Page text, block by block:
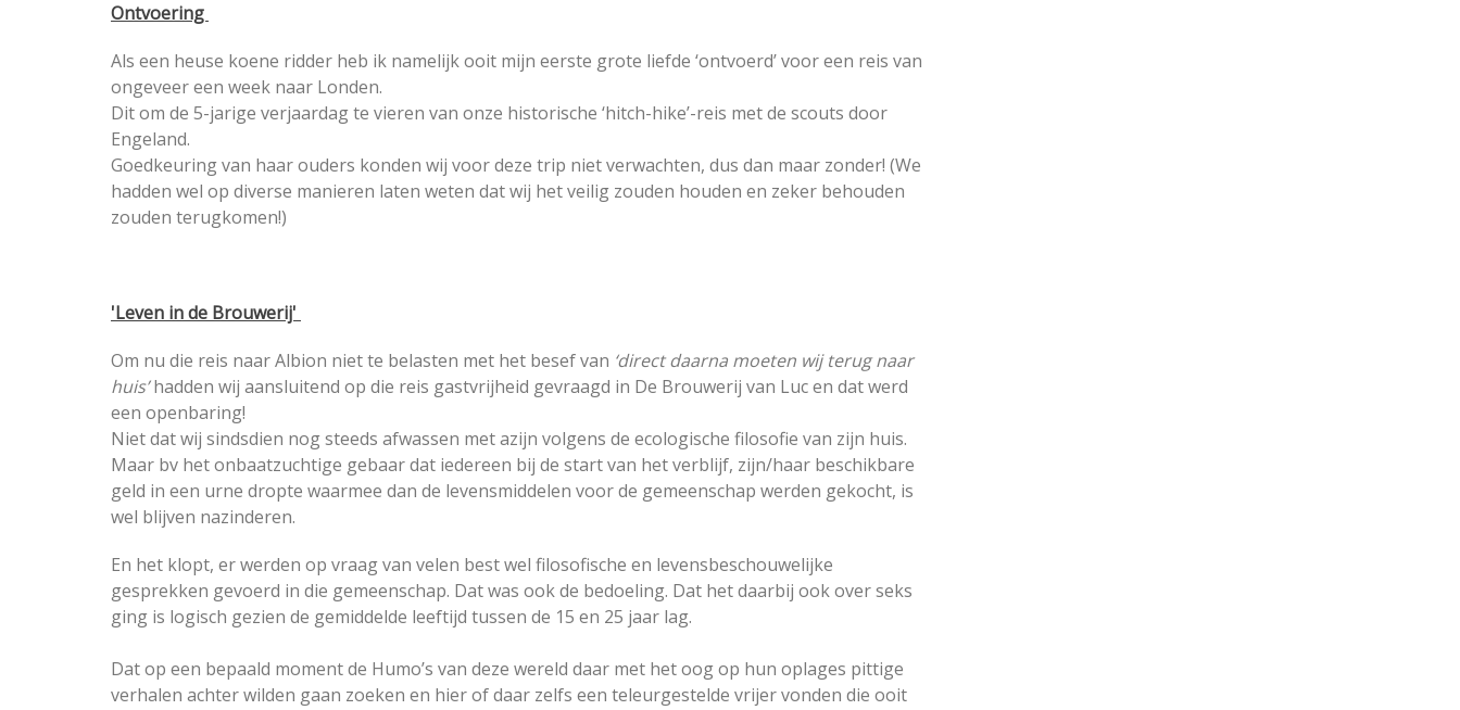
Ontvoering
Als een heuse koene ridder heb ik namelijk ooit mijn eerste grote liefde ‘ontvoerd’ voor een reis van
ongeveer een week naar Londen.
Dit om de 5-jarige verjaardag te vieren van onze historische ‘hitch-hike’-reis met de scouts door
Engeland.
Goedkeuring van haar ouders konden wij voor deze trip niet verwachten, dus dan maar zonder! (We
hadden wel op diverse manieren laten weten dat wij het veilig zouden houden en zeker behouden
zouden terugkomen!)
'Leven in de Brouwerij'
Om nu die reis naar Albion niet te belasten met het besef van ‘direct daarna moeten wij terug naar
huis’hadden wij aansluitend op die reis gastvrijheid gevraagd in De Brouwerij van Luc en dat werd
een openbaring!
Niet dat wij sindsdien nog steeds afwassen met azijn volgens de ecologische filosofie van zijn huis.
Maar bv het onbaatzuchtige gebaar dat iedereen bij de start van het verblijf, zijn/haar beschikbare
geld in een urne dropte waarmee dan de levensmiddelen voor de gemeenschap werden gekocht, is
wel blijven nazinderen.
En het klopt, er werden op vraag van velen best wel filosofische en levensbeschouwelijke
gesprekken gevoerd in die gemeenschap. Dat was ook de bedoeling. Dat het daarbij ook over seks
ging is logisch gezien de gemiddelde leeftijd tussen de 15 en 25 jaar lag.
Dat op een bepaald moment de Humo’s van deze wereld daar met het oog op hun oplages pittige
verhalen achter wilden gaan zoeken en hier of daar zelfs een teleurgestelde vrijer vonden die ooit